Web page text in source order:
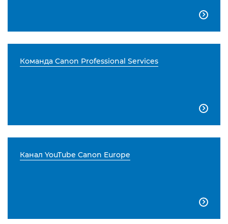

Команда Canon Professional Services

Канал YouTube Canon Europe
